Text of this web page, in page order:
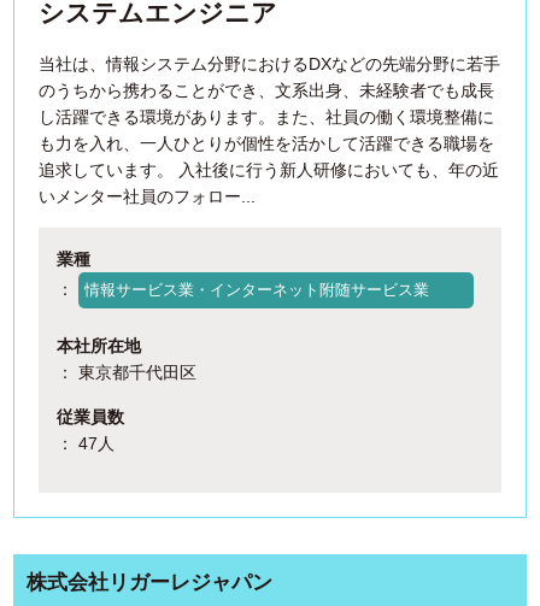
システムエンジニア
当社は、情報システム分野におけるDXなどの先端分野に若手
のうちから携わることができ、文系出身、未経験者でも成長
し活躍できる環境があります。また、社員の働く環境整備に
も力を入れ、一人ひとりが個性を活かして活躍できる職場を
追求しています。 入社後に行う新人研修においても、年の近
いメンター社員のフォロー...
業種
：
情報サービス業・インターネット附随サービス業
本社所在地
： 東京都千代田区
従業員数
： 47人
株式会社リガーレジャパン